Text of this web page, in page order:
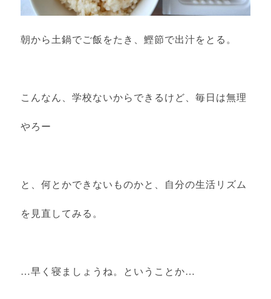
朝から土鍋でご飯をたき、鰹節で出汁をとる。
こんなん、学校ないからできるけど、毎日は無理
やろー
と、何とかできないものかと、自分の生活リズム
を見直してみる。
…早く寝ましょうね。ということか…